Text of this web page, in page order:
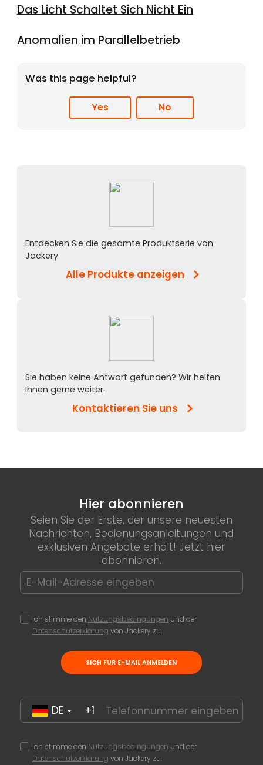
Das Licht Schaltet Sich Nicht Ein
Anomalien im Parallelbetrieb
Was this page helpful?
Yes No
Entdecken Sie die gesamte Produktserie von
Jackery
Alle Produkte anzeigen
Sie haben keine Antwort gefunden? Wir helfen
Ihnen gerne weiter.
Kontaktieren Sie uns
Hier abonnieren
Seien Sie der Erste, der unsere neuesten
Nachrichten, Bedienungsanleitungen und
exklusiven Angebote erhält! Jetzt hier
abonnieren.
Ich stimme den Nutzungsbedingungen und der
Datenschutzerklärung von Jackery zu.
SICH FÜR E-MAIL ANMELDEN
DE +1
Ich stimme den Nutzungsbedingungen und der
Datenschutzerklärung von Jackery zu.